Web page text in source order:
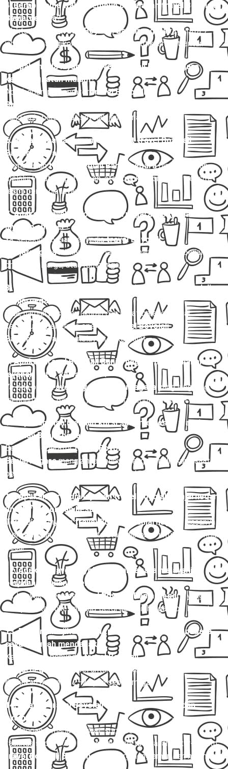
4. Berapa lama waktu tempuh perjalanan travel Boyolali
Banjarnegara?
Waktu tempuhtravel Boyolali Banjarnegara rata-rata 7–12
jam, tergantung kondisi lalu lintas dan titik jemput-antar.
5. Apakah ada layanan travel Boyolali Banjarnegara
keberangkatan malam?
Ada, beberapa operator travel Boyolali
Banjarnegara
yang ingin berangkat setelah jam kerja.
6. Bagaimana cara memesan tiket travel Boyolali
Banjarnegara?
Pemesanantravel Boyolali Banjarnegarabisa dilakukan
melalui WhatsApp, telepon, atau booking online di website
resmi penyedia layanan.
7. Apakah travel Boyolali Banjarnegara menyediakan
layanan charter?
Ya, sebagian besar penyediatravel Boyolali
Banjarnegaramenawarkan layanan charter untuk perjalanan
pribadi, keluarga, atau rombongan.
8. Apakah bisa membawa barang dalam travel Boyolali
Banjarnegara?
Bisa, namun pastikan ukuran dan berat barang sesuai
ketentuan. Beberapa operator
travel Boyolali
Banjarnegarajuga melayani paket kilat.
9. Apakah travel Boyolali Banjarnegara menyediakan
layanan antar ke bandara ?
Ya, ada opsi
travel Boyolali Banjarnegarayang langsung
mengantar ke Bandara , baik secara reguler maupun charter.
10. Apakah bisa memilih kursi saat memesan travel
Boyolali Banjarnegara?
Beberapa operatortravel Boyolali
Banjarnegaramengizinkan penumpang memilih kursi saat
pemesanan, terutama untuk armada Hiace dan Elf.
11. Apakah tersedia layanan travel Boyolali Banjarnegara
untuk rombongan besar?
Tersedia. Penyediatravel Boyolali Banjarnegara biasanya
menyediakan bus pariwisata atau microbus untuk rombongan
besar.
12. Apakah travel Boyolali Banjarnegara melayani
perjalanan pulang-pergi (PP)?
Ya, banyak operator
travel Boyolali Banjarnegara yang
menyediakan tiket pulang-pergi dengan harga lebih hemat.
13. Bagaimana jika jadwal travel Boyolali Banjarnegara
saya berubah mendadak?
Kebanyakan penyediatravel Boyolali
Banjarnegara
fleksibel untuk reschedule, asalkan konfirmasi
dilakukan minimal 12–24 jam sebelumnya.
14. Apakah travel Boyolali Banjarnegara aman dan
nyaman?
Ya, dengan armada terawat, sopir berpengalaman, dan
fasilitas seperti AC, kursi empuk, serta layanan antar-jemput,
travel Boyolali Banjarnegara
tergolong aman dan nyaman.